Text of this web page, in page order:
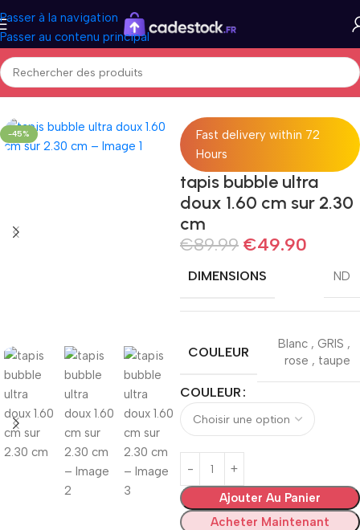
Passer à la navigation
Passer au contenu principal
Accueil Non classé
-45%
Fast delivery within 72
Hours
tapis bubble ultra
doux 1.60 cm sur 2.30
cm
€89.99 €49.90
DIMENSIONS ND
COULEUR
Blanc , GRIS ,
rose , taupe
COULEUR
Ajouter Au Panier
Acheter Maintenant